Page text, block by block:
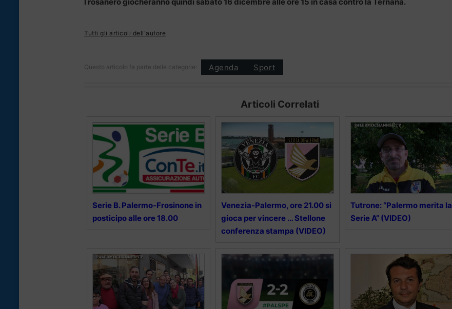
I rosanero giocheranno quindi sabato 16 dicembre alle ore 15 in casa contro la Ternana.
Tutti gli articoli dell'autore
Questo articolo fa parte delle categorie: Agenda Sport
Articoli Correlati
Serie B. Palermo-Frosinone in
posticipo alle ore 18.00
Venezia-Palermo, ore 21.00 si
gioca per vincere … Stellone
conferenza stampa (VIDEO)
Tutrone: “Palermo merita la
Serie A” (VIDEO)